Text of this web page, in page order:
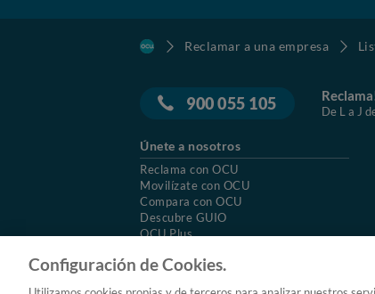
Reclamar a una empresa
900 055 105 De L a J
Únete a nosotros
Reclama con OCU
Movilízate con OCU
Compara con OCU
Descubre GUIO
OCU Plus
Configuración de Cookies.